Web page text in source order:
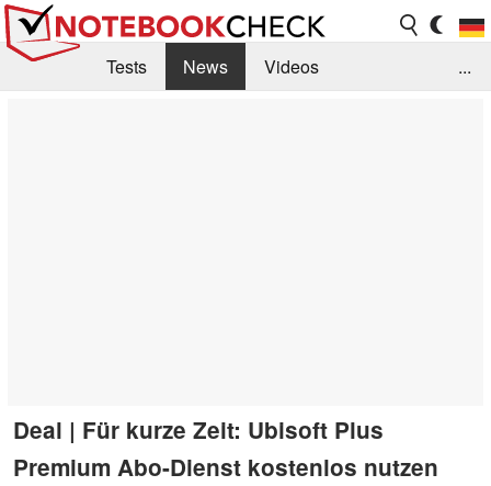
Tests News
Videos
...
Deal | Für kurze Zeit: Ubisoft Plus
Premium Abo-Dienst kostenlos nutzen